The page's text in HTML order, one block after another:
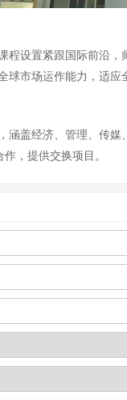
设置紧跟国际前沿
市场运作能力，适应
盖经济、管理、传
，提供交换项目。